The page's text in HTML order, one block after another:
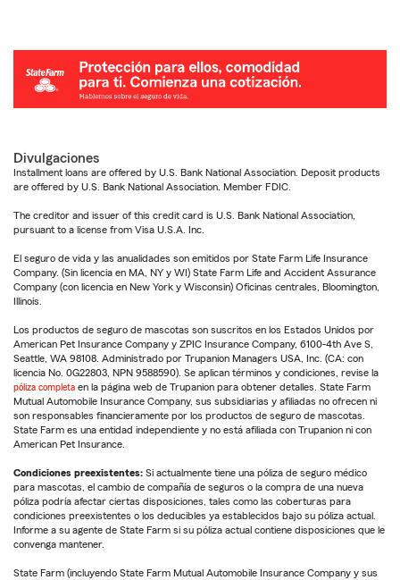
Divulgaciones
Installment loans are offered by U.S. Bank National Association. Deposit products
are offered by U.S. Bank National Association. Member FDIC.
The creditor and issuer of this credit card is U.S. Bank National Association,
pursuant to a license from Visa U.S.A. Inc.
El seguro de vida y las anualidades son emitidos por State Farm Life Insurance
Company. (Sin licencia en MA, NY y WI) State Farm Life and Accident Assurance
Company (con licencia en New York y Wisconsin) Oficinas centrales, Bloomington,
Illinois.
Los productos de seguro de mascotas son suscritos en los Estados Unidos por
American Pet Insurance Company y ZPIC Insurance Company, 6100-4th Ave S,
Seattle, WA 98108. Administrado por Trupanion Managers USA, Inc. (CA: con
licencia No. 0G22803, NPN 9588590). Se aplican términos y condiciones, revise la
póliza completa en la página web de Trupanion para obtener detalles. State Farm
Mutual Automobile Insurance Company, sus subsidiarias y afiliadas no ofrecen ni
son responsables financieramente por los productos de seguro de mascotas.
State Farm es una entidad independiente y no está afiliada con Trupanion ni con
American Pet Insurance.
Condiciones preexistentes: Si actualmente tiene una póliza de seguro médico
para mascotas, el cambio de compañía de seguros o la compra de una nueva
póliza podría afectar ciertas disposiciones, tales como las coberturas para
condiciones preexistentes o los deducibles ya establecidos bajo su póliza actual.
Informe a su agente de State Farm si su póliza actual contiene disposiciones que le
convenga mantener.
State Farm (incluyendo State Farm Mutual Automobile Insurance Company y sus